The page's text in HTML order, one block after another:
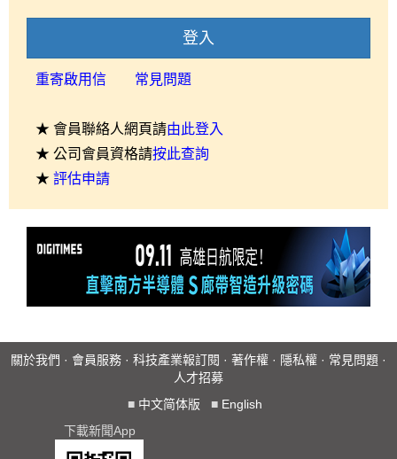
登入
重寄啟用信 常見問題
★ 會員聯絡人網頁請由此登入
★ 公司會員資格請按此查詢
★ 評估申請
關於我們 · 會員服務 · 科技產業報訂閱 · 著作權 · 隱私權 · 常見問題 ·
人才招募
■ 中文简体版 ■ English
下載新聞App